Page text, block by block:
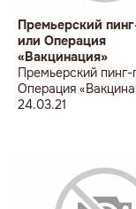
Премьерский
или Операция
«Вакцинация»
Премьерский пинг-
Операция
24.03.21